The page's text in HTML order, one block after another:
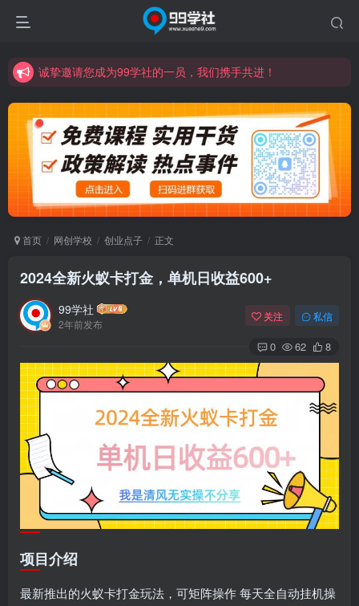
诚挚邀请您成为99学社的一员，我们携手共进！
诚挚邀请您成为99学社的一员，我们携手共进！
学习路上不孤独，99学社与你同行！分享全网优质VIP资源，炒股教程、创业教程、网络营销教程、自媒体短视频教程等，长期更新各大精品创业项目！
首页 网创学校 创业点子 正文
2024全新火蚁卡打金，单机日收益600+
99学社
2年前发布
关注 私信
0 62 8
项目介绍
最新推出的火蚁卡打金玩法，可矩阵操作 每天全自动挂机操